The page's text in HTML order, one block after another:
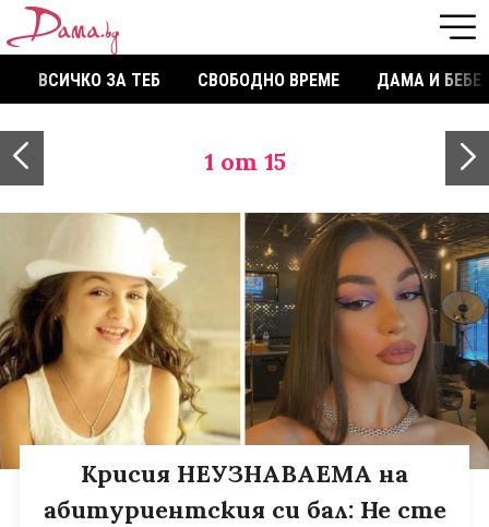
ВСИЧКО ЗА ТЕБ СВОБОДНО ВРЕМЕ ДАМА И БЕБЕ
1 от 15
Kрисия НЕУЗНАВАЕМА на
абитуриентския си бал: Не сте